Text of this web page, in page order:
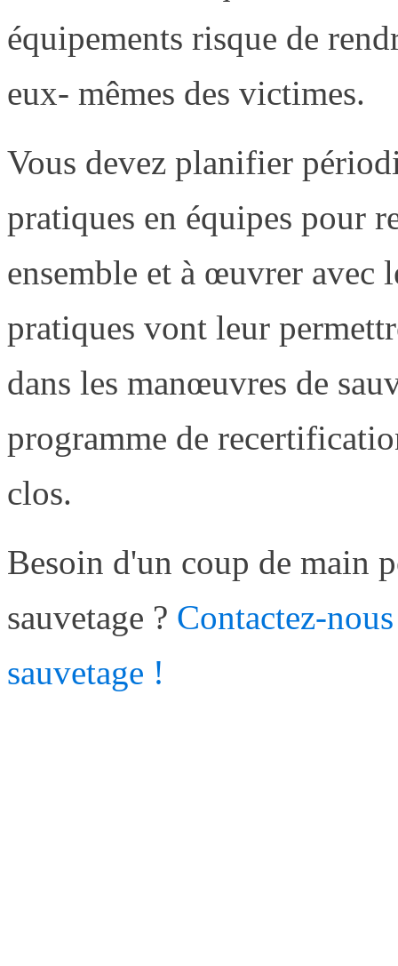
équipements risque de
eux- mêmes des victimes.
Vous devez planifier
pratiques en équipes pour
ensemble et à œuvrer avec
pratiques vont leur
dans les manœuvres de
programme de
clos.
Besoin d'un coup de main
sauvetage ? Contactez-
sauvetage !